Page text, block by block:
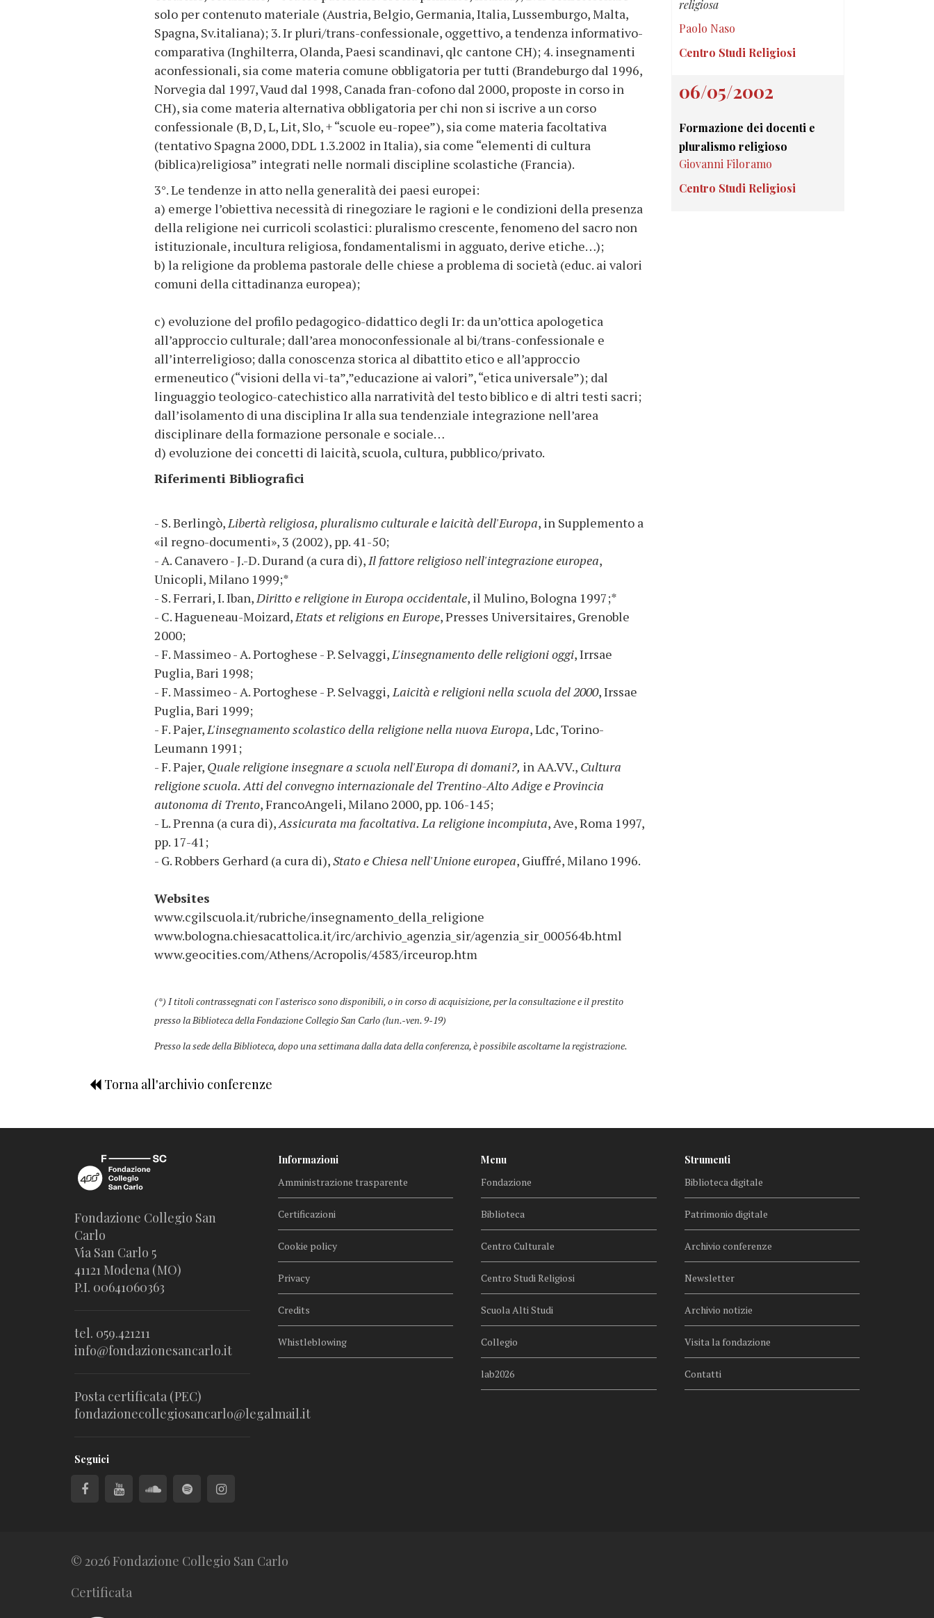
solo per contenuto materiale (Austria, Belgio, Germania, Italia, Lussemburgo, Malta,
Spagna, Sv.italiana); 3. Ir pluri/trans-confessionale, oggettivo, a tendenza informativo-
comparativa (Inghilterra, Olanda, Paesi scandinavi, qlc cantone CH); 4. insegnamenti
aconfessionali, sia come materia comune obbligatoria per tutti (Brandeburgo dal 1996,
Norvegia dal 1997, Vaud dal 1998, Canada fran-cofono dal 2000, proposte in corso in
CH), sia come materia alternativa obbligatoria per chi non si iscrive a un corso
confessionale (B, D, L, Lit, Slo, + “scuole eu-ropee”), sia come materia facoltativa
(tentativo Spagna 2000, DDL 1.3.2002 in Italia), sia come “elementi di cultura
(biblica)religiosa” integrati nelle normali discipline scolastiche (Francia).
3°. Le tendenze in atto nella generalità dei paesi europei:
a) emerge l’obiettiva necessità di rinegoziare le ragioni e le condizioni della presenza
della religione nei curricoli scolastici: pluralismo crescente, fenomeno del sacro non
istituzionale, incultura religiosa, fondamentalismi in agguato, derive etiche…);
b) la religione da problema pastorale delle chiese a problema di società (educ. ai valori
comuni della cittadinanza europea);
c) evoluzione del profilo pedagogico-didattico degli Ir: da un’ottica apologetica
all’approccio culturale; dall’area monoconfessionale al bi/trans-confessionale e
all’interreligioso; dalla conoscenza storica al dibattito etico e all’approccio
ermeneutico (“visioni della vi-ta”,”educazione ai valori”, “etica universale”); dal
linguaggio teologico-catechistico alla narratività del testo biblico e di altri testi sacri;
dall’isolamento di una disciplina Ir alla sua tendenziale integrazione nell’area
disciplinare della formazione personale e sociale…
d) evoluzione dei concetti di laicità, scuola, cultura, pubblico/privato.
Riferimenti Bibliografici
- S. Berlingò,Libertà religiosa, pluralismo culturale e laicità dell'Europa, in Supplemento a
«il regno-documenti», 3 (2002), pp. 41-50;
- A. Canavero - J.-D. Durand (a cura di),Il fattore religioso nell'integrazione europea,
Unicopli, Milano 1999;*
- S. Ferrari, I. Iban,Diritto e religione in Europa occidentale, il Mulino, Bologna 1997;*
- C. Hagueneau-Moizard,Etats et religions en Europe, Presses Universitaires, Grenoble
2000;
- F. Massimeo - A. Portoghese - P. Selvaggi,L'insegnamento delle religioni oggi, Irrsae
Puglia, Bari 1998;
- F. Massimeo - A. Portoghese - P. Selvaggi,Laicità e religioni nella scuola del 2000, Irssae
Puglia, Bari 1999;
- F. Pajer,L'insegnamento scolastico della religione nella nuova Europa, Ldc, Torino-
Leumann 1991;
- F. Pajer, Quale religione insegnare a scuola nell'Europa di domani?, in AA.VV., Cultura
religione scuola. Atti del convegno internazionale del Trentino-Alto Adige e Provincia
autonoma di Trento, FrancoAngeli, Milano 2000, pp. 106-145;
- L. Prenna (a cura di),Assicurata ma facoltativa. La religione incompiuta, Ave, Roma 1997,
pp. 17-41;
- G. Robbers Gerhard (a cura di),Stato e Chiesa nell'Unione europea, Giuffré, Milano 1996.
Websites
www.cgilscuola.it/rubriche/insegnamento_della_religione
www.bologna.chiesacattolica.it/irc/archivio_agenzia_sir/agenzia_sir_000564b.html
www.geocities.com/Athens/Acropolis/4583/irceurop.htm
(*) I titoli contrassegnati con l'asterisco sono disponibili, o in corso di acquisizione, per la consultazione e il prestito
presso la Biblioteca della Fondazione Collegio San Carlo (lun.-ven. 9-19)
Presso la sede della Biblioteca, dopo una settimana dalla data della conferenza, è possibile ascoltarne la registrazione.
religiosa
Paolo Naso
Centro Studi Religiosi
06/05/2002
Formazione dei docenti e
pluralismo religioso
Giovanni Filoramo
Centro Studi Religiosi
Torna all'archivio conferenze
Fondazione Collegio San
Carlo
Via San Carlo 5
41121 Modena (MO)
P.I. 00641060363
tel. 059.421211
info@fondazionesancarlo.it
Posta certificata (PEC)
fondazionecollegiosancarlo@legalmail.it
Seguici
Informazioni
Amministrazione trasparente
Certificazioni
Cookie policy
Privacy
Credits
Whistleblowing
Menu
Fondazione
Biblioteca
Centro Culturale
Centro Studi Religiosi
Scuola Alti Studi
Collegio
lab2026
Strumenti
Biblioteca digitale
Patrimonio digitale
Archivio conferenze
Newsletter
Archivio notizie
Visita la fondazione
Contatti
© 2026 Fondazione Collegio San Carlo
Certificata